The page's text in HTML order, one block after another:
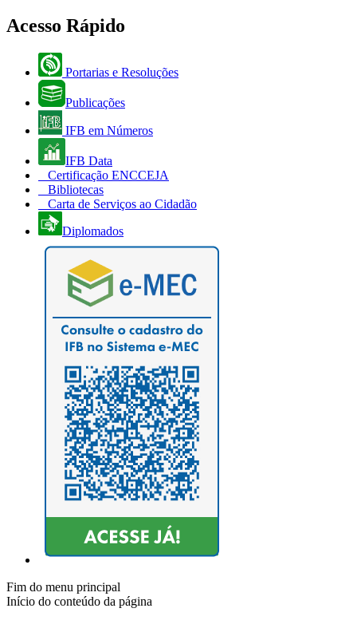
Acesso Rápido
Portarias e Resoluções
Publicações
IFB em Números
IFB Data
Certificação ENCCEJA
Bibliotecas
Carta de Serviços ao Cidadão
Diplomados
Fim do menu principal
Início do conteúdo da página